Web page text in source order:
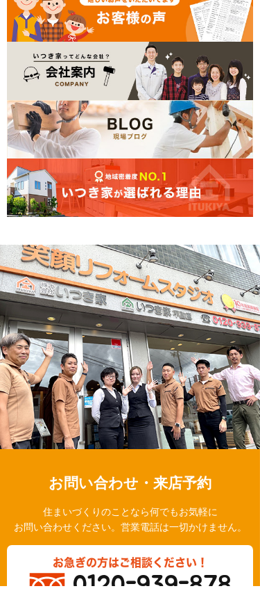
お問い合わせ・来店予約
住まいづくりのことなら何でもお気軽に
お問い合わせください。営業電話は一切かけません。
お急ぎの方はご相談ください！
0120-939-878